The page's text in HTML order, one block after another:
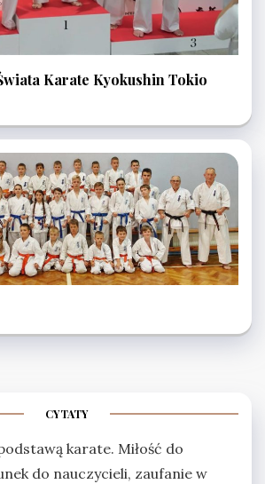
Karate Kyokushin Tokio
CYTATY
karate. Miłość do
do nauczycieli, zaufanie w